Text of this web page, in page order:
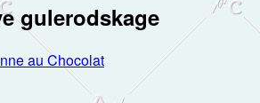
gulerodskage
au Chocolat